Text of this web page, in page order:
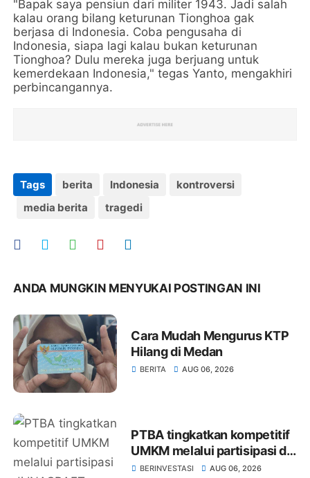
"Bapak saya pensiun dari militer 1943. Jadi salah
kalau orang bilang keturunan Tionghoa gak
berjasa di Indonesia. Coba pengusaha di
Indonesia, siapa lagi kalau bukan keturunan
Tionghoa? Dulu mereka juga berjuang untuk
kemerdekaan Indonesia," tegas Yanto, mengakhiri
perbincangannya.
Tags berita Indonesia
kontroversi
media berita
tragedi
ANDA MUNGKIN MENYUKAI POSTINGAN INI
Cara Mudah Mengurus KTP
Hilang di Medan
BERITA AUG 06, 2026
PTBA tingkatkan kompetitif
UMKM melalui partisipasi di
INACRAFT 2026
BERINVESTASI AUG 06, 2026